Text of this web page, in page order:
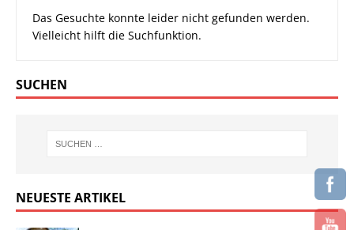
Das Gesuchte konnte leider nicht gefunden werden.
Vielleicht hilft die Suchfunktion.
SUCHEN
NEUESTE ARTIKEL